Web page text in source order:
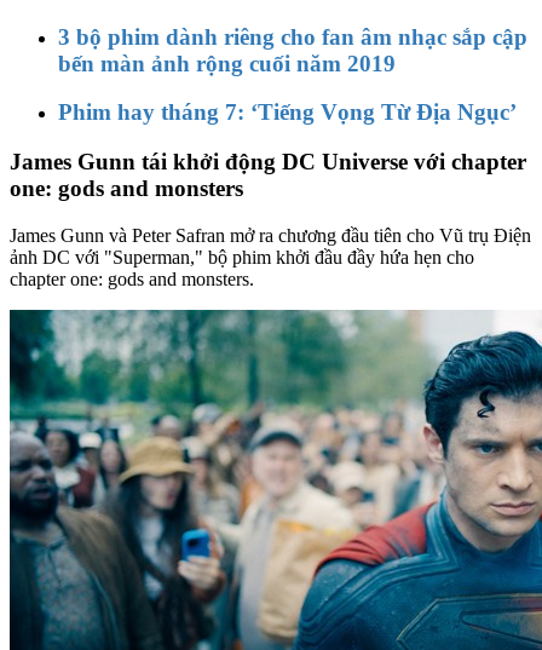
3 bộ phim dành riêng cho fan âm nhạc sắp cập
bến màn ảnh rộng cuối năm 2019
Phim hay tháng 7: ‘Tiếng Vọng Từ Địa Ngục’
James Gunn tái khởi động DC Universe với chapter
one: gods and monsters
James Gunn và Peter Safran mở ra chương đầu tiên cho Vũ trụ Điện
ảnh DC với "Superman," bộ phim khởi đầu đầy hứa hẹn cho
chapter one: gods and monsters.